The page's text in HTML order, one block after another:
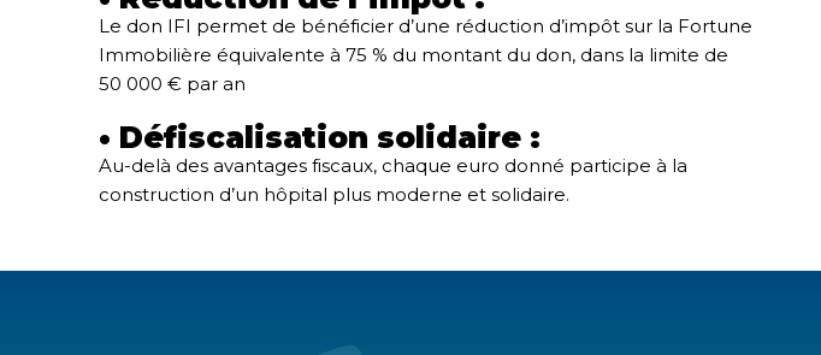
Le don IFI permet de bénéficier d’une réduction d’impôt sur la Fortune
Immobilière équivalente à 75 % du montant du don, dans la limite de
50 000 € par an
• Défiscalisation solidaire :
Au-delà des avantages fiscaux, chaque euro donné participe à la
construction d’un hôpital plus moderne et solidaire.